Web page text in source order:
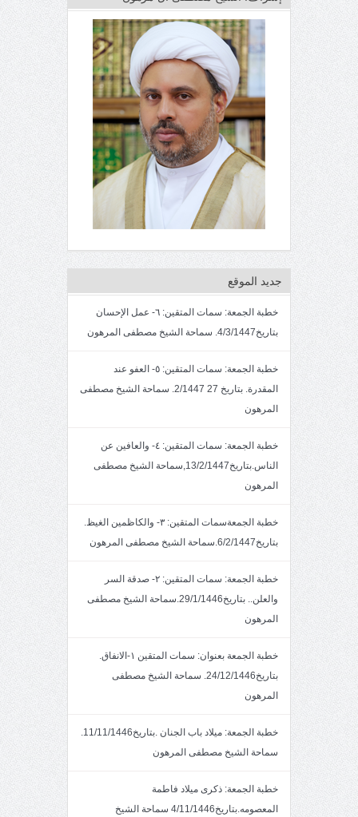
جديد الموقع
خطبة الجمعة: سمات المتقين: ٦- عمل الإحسان
بتاريخ4/3/1447. سماحة الشيخ مصطفى المرهون
خطبة الجمعة: سمات المتقين: ٥- العفو عند
المقدرة. بتاريخ 27 2/1447. سماحة الشيخ مصطفى
المرهون
خطبة الجمعة: سمات المتقين: ٤- والعافين عن
الناس.بتاريخ13/2/1447,سماحة الشيخ مصطفى
المرهون
خطبة الجمعةسمات المتقين: ٣- والكاظمين الغيظ.
بتاريخ6/2/1447.سماحة الشيخ مصطفى المرهون
خطبة الجمعة: سمات المتقين: ٢- صدقة السر
والعلن.. بتاريخ29/1/1446.سماحة الشيخ مصطفى
المرهون
خطبة الجمعة بعنوان: سمات المتقين ١-الانفاق.
بتاريخ24/12/1446. سماحة الشيخ مصطفى
المرهون
خطبة الجمعة: ميلاد باب الجنان .بتاريخ11/11/1446.
سماحة الشيخ مصطفى المرهون
خطبة الجمعة: ذكرى ميلاد فاطمة
المعصومه.بتاريخ4/11/1446 سماحة الشيخ